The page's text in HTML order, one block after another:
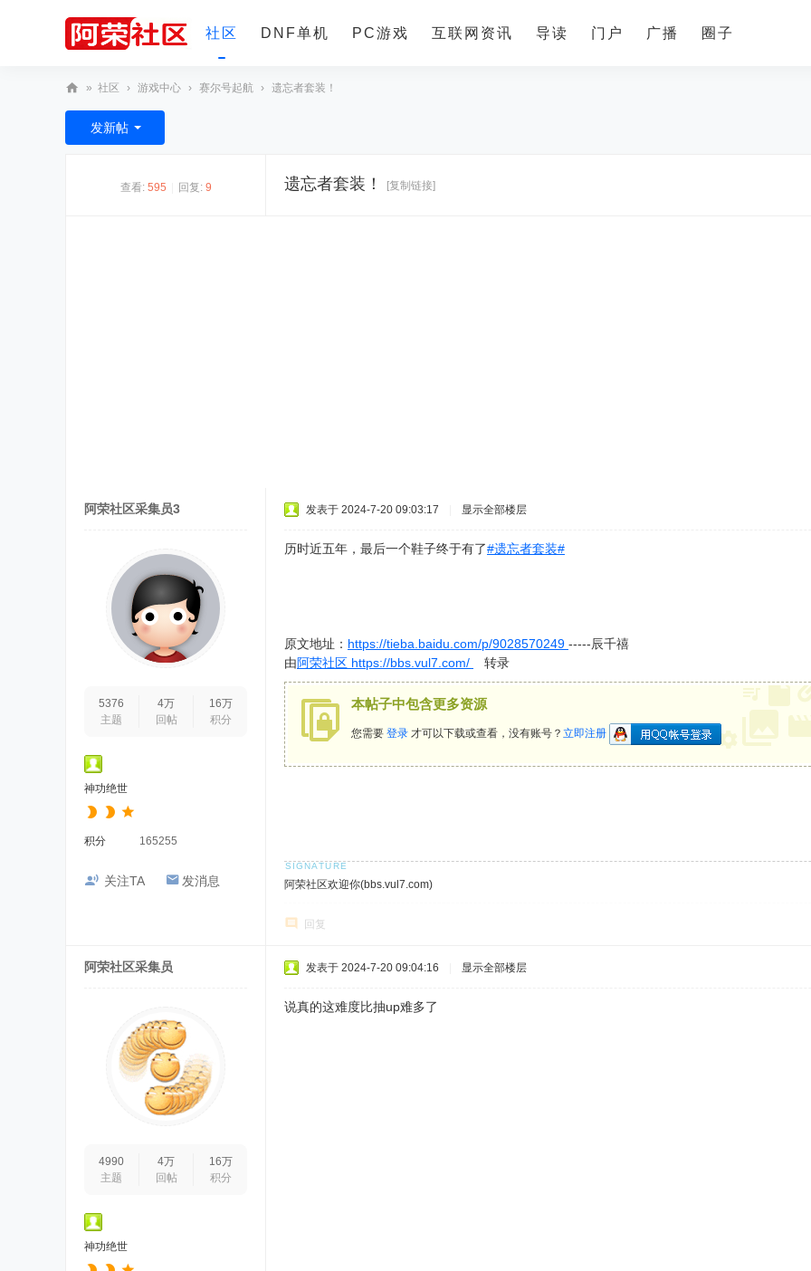
社区 DNF单机 PC游戏 互联网资讯 导读 门户 广播 圈子
阿
荣
» 社区 › 游戏中心 › 赛尔号起航 › 遗忘者套装！
发新帖
查看: 595 回复: 9 遗忘者套装！ [复制链接]
阿荣社区采集员3
5376
主题
4万
回帖
16万
积分
神功绝世
积分 165255
关注TA 发消息
发表于 2024-7-20 09:03:17 显示全部楼层
历时近五年，最后一个鞋子终于有了#遗忘者套装#
原文地址： https://tieba.baidu.com/p/9028570249 -----辰千禧
由阿荣社区 https://bbs.vul7.com/ 转录
本帖子中包含更多资源
您需要 登录 才可以下载或查看，没有账号？ 立即注册
阿荣社区欢迎你(bbs.vul7.com)
回复
阿荣社区采集员
4990
主题
4万
回帖
16万
积分
神功绝世
发表于 2024-7-20 09:04:16 显示全部楼层
说真的这难度比抽up难多了